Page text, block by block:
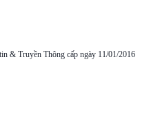
& Truyền Thông cấp ngày 11/01/2016